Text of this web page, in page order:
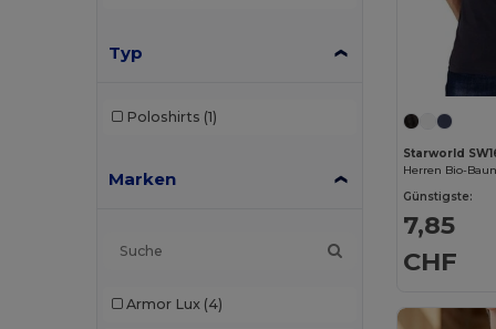
Typ
Poloshirts (1)
Marken
Armor Lux (4)
Starworld
Günstigste:
7,85
CHF